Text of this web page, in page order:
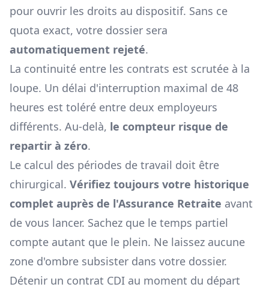
pour ouvrir les droits au dispositif. Sans ce
quota exact, votre dossier sera
automatiquement rejeté.
La continuité entre les contrats est scrutée à la
loupe. Un délai d'interruption maximal de 48
heures est toléré entre deux employeurs
différents. Au-delà, le compteur risque de
repartir à zéro.
Le calcul des périodes de travail doit être
chirurgical. Vérifiez toujours votre historique
complet auprès de l'Assurance Retraite avant
de vous lancer. Sachez que le temps partiel
compte autant que le plein. Ne laissez aucune
zone d'ombre subsister dans votre dossier.
Détenir un contrat CDI au moment du départ